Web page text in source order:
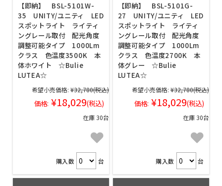
【即納】 BSL-5101W-
35 UNITY/ユニティ LED
スポットライト ライティ
ングレール取付 配光角度
調整可能タイプ 1000Lm
クラス 色温度3500K 本
体ホワイト ☆Bulie
LUTEA☆
希望小売価格: ¥32,780(税込)
価格: ¥18,029(税込)
在庫 30台
購入数 台
【即納】 BSL-5101G-
27 UNITY/ユニティ LED
スポットライト ライティ
ングレール取付 配光角度
調整可能タイプ 1000Lm
クラス 色温度2700K 本
体グレー ☆Bulie
LUTEA☆
希望小売価格: ¥32,780(税込)
価格: ¥18,029(税込)
在庫 30台
購入数 台